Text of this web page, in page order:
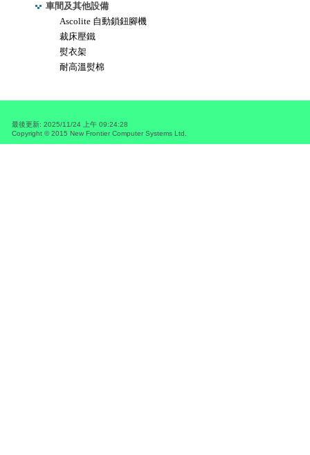
車間及其他設備
Ascolite 自動鎖鈕腳機
裁床壓鐵
熨衣架
耐高溫熨棉
最後更新: 2025/11/24 上午 09:24:28
Copyright © 2015 New Frontier Computer Systems Ltd.